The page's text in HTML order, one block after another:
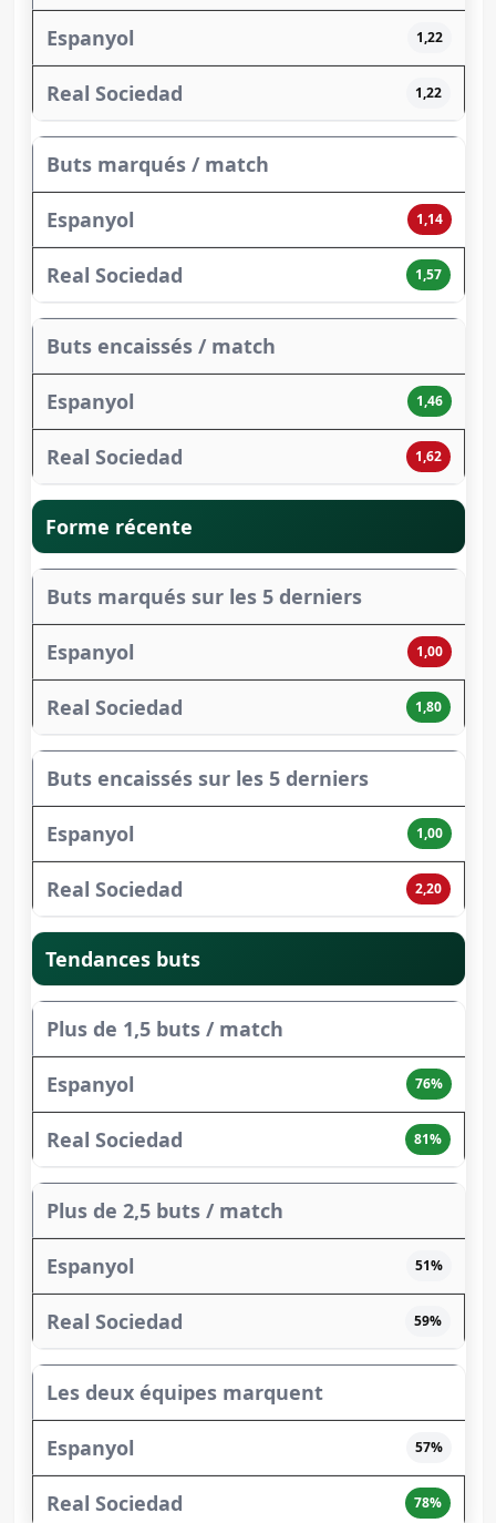
1,22
1,22
Buts marqués / match
1,14
1,57
Buts encaissés / match
1,46
1,62
Forme récente
Buts marqués sur les 5 derniers
1,00
1,80
Buts encaissés sur les 5 derniers
1,00
2,20
Tendances buts
Plus de 1,5 buts / match
76%
81%
Plus de 2,5 buts / match
51%
59%
Les deux équipes marquent
57%
78%